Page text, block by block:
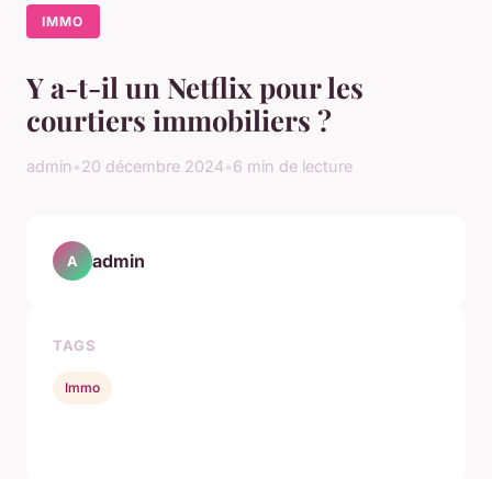
IMMO
Y a-t-il un Netflix pour les
courtiers immobiliers ?
admin •20 décembre 2024•6 min de lecture
A admin
TAGS
Immo